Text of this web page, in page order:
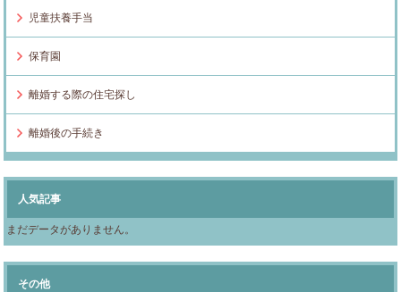
児童扶養手当
保育園
離婚する際の住宅探し
離婚後の手続き
人気記事
まだデータがありません。
その他